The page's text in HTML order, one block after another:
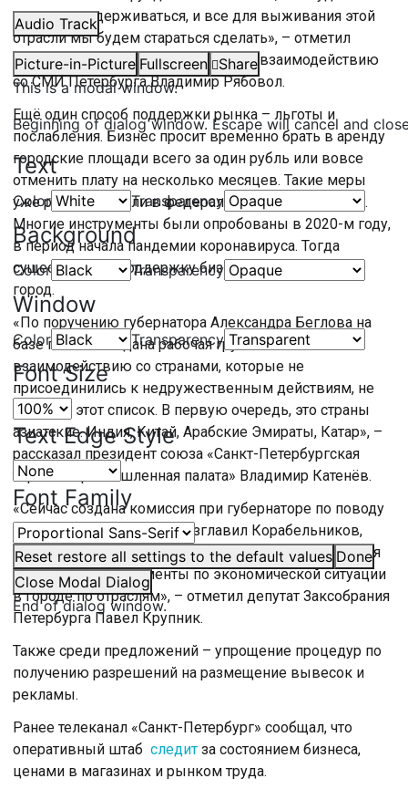
Audio Track
Picture-in-Picture Fullscreen
Share
This is a modal window.
Beginning of dialog window. Escape will cancel and
Text
Color Transparency
Background
Color Transparency
Window
Color Transparency
Font Size
Text Edge Style
Font Family
Reset restore all settings to the default values Done
Close Modal Dialog
End of dialog window.
дальше поддерживаться, и все для выживания этой
отрасли мы будем стараться сделать», – отметил
председатель комитета по печати и взаимодействию
со СМИ Петербурга Владимир Рябовол.
Ещё один способ поддержки рынка – льготы и
послабления. Бизнес просит временно брать в аренду
городские площади всего за один рубль или вовсе
отменить плату на несколько месяцев. Такие меры
уже рассматривали в федеральном правительстве.
Многие инструменты были опробованы в 2020-м году,
в период начала пандемии коронавируса. Тогда
существенную поддержку бизнесу оказал именно
город.
«По поручению губернатора Александра Беглова на
базе палаты создана рабочая группа по
взаимодействию со странами, которые не
присоединились к недружественным действиям, не
вошли в этот список. В первую очередь, это страны
азиатские. Индия, Китай, Арабские Эмираты, Катар», –
рассказал президент союза «Санкт-Петербургская
торгово-промышленная палата» Владимир Катенёв.
«Сейчас создана комиссия при губернаторе по поводу
поддержки бизнеса, её возглавил Корабельников,
вице-губернатор. Туда большим потоком собираются
все тревожные моменты по экономической ситуации
в городе по отраслям», – отметил депутат Заксобрания
Петербурга Павел Крупник.
Также среди предложений – упрощение процедур по
получению разрешений на размещение вывесок и
рекламы.
Ранее телеканал «Санкт-Петербург» сообщал, что
оперативный штаб следит за состоянием бизнеса,
ценами в магазинах и рынком труда.